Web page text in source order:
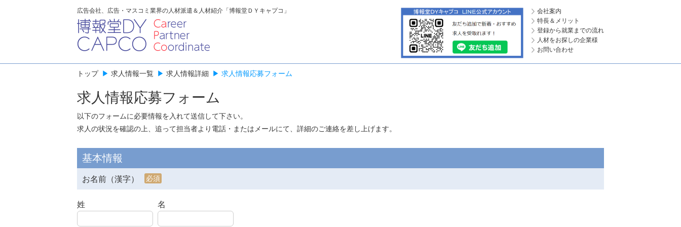
広告会社、広告・マスコミ業界の人材派遣＆人材紹介「博報堂ＤＹキャプコ」
会社案内
特長＆メリット
登録から就業までの流れ
人材をお探しの企業様
お問い合わせ
トップ ▶ 求人情報一覧 ▶ 求人情報詳細 ▶ 求人情報応募フォーム
求人情報応募フォーム
以下のフォームに必要情報を入れて送信して下さい。
求人の状況を確認の上、追って担当者より電話・またはメールにて、詳細のご連絡を差し上げます。
基本情報
お名前（漢字） 必須
姓 名